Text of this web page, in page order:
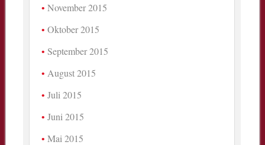
November 2015
Oktober 2015
September 2015
August 2015
Juli 2015
Juni 2015
Mai 2015